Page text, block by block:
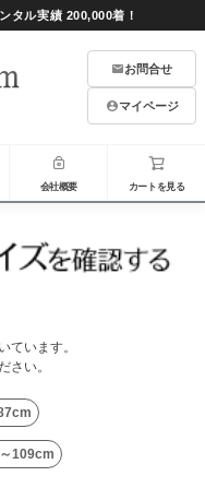
タル実績 200,000着！
お問合せ
マイページ
会社概要 カートを見る
ています。
さい。
109cm